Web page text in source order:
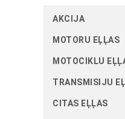
AKCIJA
MOTORU EĻĻAS
MOTOCIKLU
TRANSMISIJU
CITAS EĻĻAS